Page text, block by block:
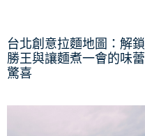
台北創意拉麵地圖：解鎖
勝王與讓麵煮一會的味蕾
驚喜